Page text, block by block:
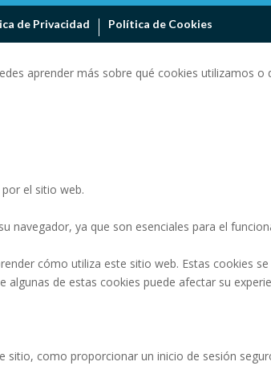
de Privacidad Política de Cookies
aprender más sobre qué cookies utilizamos o
el sitio web.
navegador, ya que son esenciales para el
cómo utiliza este sitio web. Estas cookies
de estas cookies puede afectar su
sitio, como proporcionar un inicio de sesión